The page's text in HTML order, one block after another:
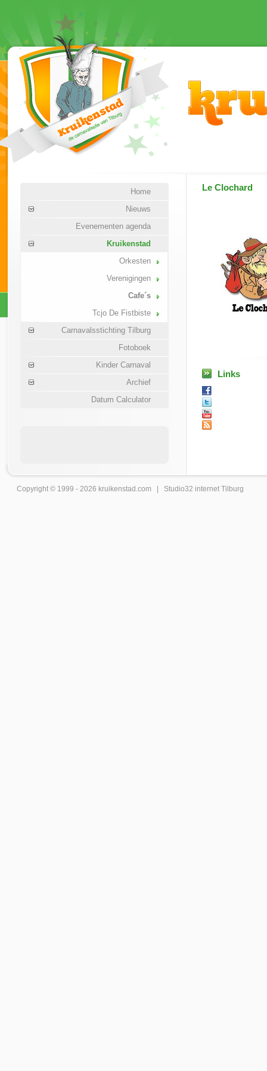
Home
Nieuws
Evenementen agenda
Kruikenstad
Orkesten
Verenigingen
Cafe´s
Tcjo De Fistbiste
Carnavalsstichting Tilburg
Fotoboek
Kinder Carnaval
Archief
Datum Calculator
Le Clochard
Links
Copyright © 1999 - 2026 kruikenstad .com | Studio32 internet Tilburg